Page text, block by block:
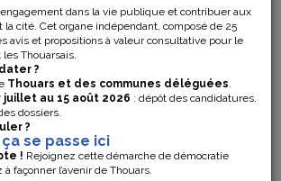
dans la vie publique et contribuer aux
cité. Cet organe indépendant, composé de 25
avis et propositions à valeur consultative pour le
Thouarsais.
?
Thouars et des communes déléguées.
juillet au 15 août 2026 : dépôt des candidatures.
dossiers.
?
ça se passe ici
! Rejoignez cette démarche de démocratie
façonner l’avenir de Thouars.